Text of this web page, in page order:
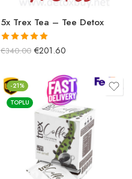
5x Trex Tea – Tee Detox
5 üzerinden
€340.00 €201.60
-21%
TOPLU